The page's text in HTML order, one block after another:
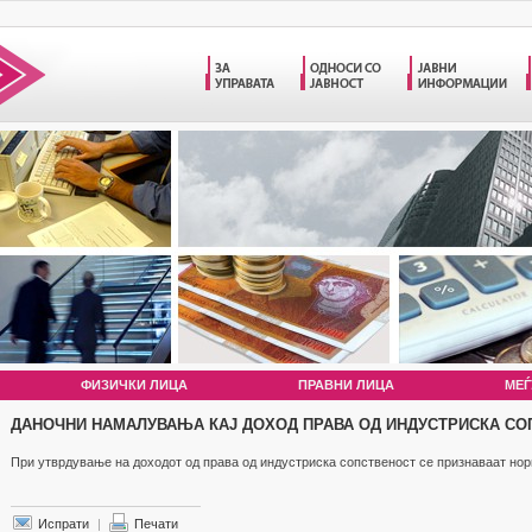
ФИЗИЧКИ ЛИЦА ПРАВНИ ЛИЦА
ДАНОЧНИ НАМАЛУВАЊА КАЈ ДОХОД ПРАВА ОД ИНДУСТРИСКА
При утврдување на доходот од права од индустриска сопственост се признаваат
Испрати | Печати